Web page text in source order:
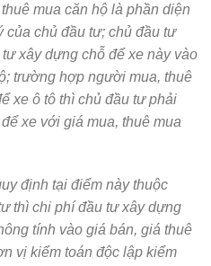
mua căn hộ là phần diện
của chủ đầu tư; chủ đầu tư
xây dựng chỗ để xe này vào
trường hợp người mua, thuê
xe ô tô thì chủ đầu tư phải
xe với giá mua, thuê mua
định tại điểm này thuộc
thì chi phí đầu tư xây dựng
tính vào giá bán, giá thuê
vị kiểm toán độc lập kiểm